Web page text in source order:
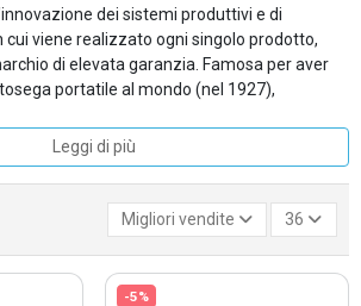
dei sistemi produttivi e di
cui viene realizzato ogni singolo prodotto,
di elevata garanzia. Famosa per aver
portatile al mondo (nel 1927),
Leggi di più
Migliori vendite 36
-5%